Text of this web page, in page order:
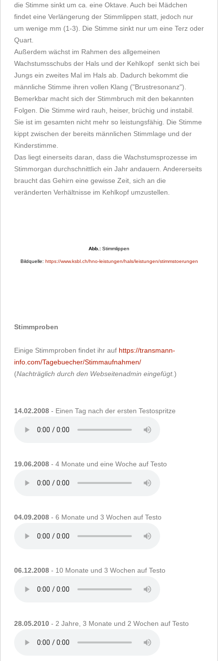
die Stimme sinkt um ca. eine Oktave. Auch bei Mädchen
findet eine Verlängerung der Stimmlippen statt, jedoch nur
um wenige mm (1-3). Die Stimme sinkt nur um eine Terz oder
Quart.
Außerdem wächst im Rahmen des allgemeinen
Wachstumsschubs der Hals und der Kehlkopf senkt sich bei
Jungs ein zweites Mal im Hals ab. Dadurch bekommt die
männliche Stimme ihren vollen Klang ("Brustresonanz").
Bemerkbar macht sich der Stimmbruch mit den bekannten
Folgen. Die Stimme wird rauh, heiser, brüchig und instabil.
Sie ist im gesamten nicht mehr so leistungsfähig. Die Stimme
kippt zwischen der bereits männlichen Stimmlage und der
Kinderstimme.
Das liegt einerseits daran, dass die Wachstumsprozesse im
Stimmorgan durchschnittlich ein Jahr andauern. Andererseits
braucht das Gehirn eine gewisse Zeit, sich an die
veränderten Verhältnisse im Kehlkopf umzustellen.
Abb.: Stimmlippen
Bildquelle: https://www.ksbl.ch/hno-leistungen/hals/leistungen/stimmstoerungen
Stimmproben
Einige Stimmproben findet ihr auf https://transmann-
info.com/Tagebuecher/Stimmaufnahmen/
(Nachträglich durch den Webseitenadmin eingefügt.)
14.02.2008 - Einen Tag nach der ersten Testospritze
19.06.2008 - 4 Monate und eine Woche auf Testo
04.09.2008 - 6 Monate und 3 Wochen auf Testo
06.12.2008 - 10 Monate und 3 Wochen auf Testo
28.05.2010 - 2 Jahre, 3 Monate und 2 Wochen auf Testo